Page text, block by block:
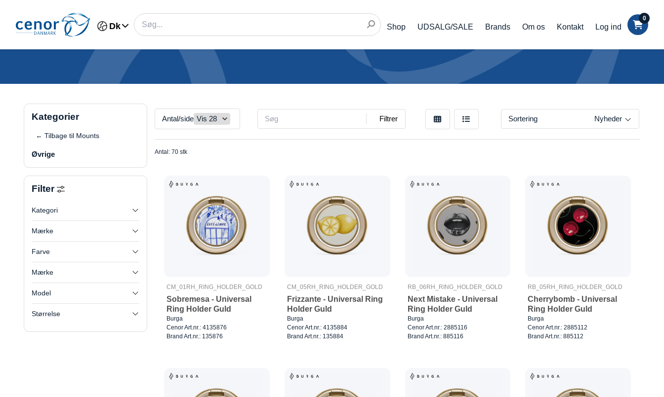
Dk Shop UDSALG/SALE Brands Om os Kontakt Log ind
0
Kategorier
← Tilbage til Mounts
Øvrige
Filter
Kategori
Mærke
Farve
Mærke
Model
Størrelse
Antal/side Filtrer Sortering Nyheder
Antal: 70 stk
CM_01RH_RING_HOLDER_GOLD
Sobremesa - Universal
Ring Holder Guld
Burga
Cenor Art.nr.: 4135876
Brand Art.nr.: 135876
CM_05RH_RING_HOLDER_GOLD
Frizzante - Universal Ring
Holder Guld
Burga
Cenor Art.nr.: 4135884
Brand Art.nr.: 135884
RB_06RH_RING_HOLDER_GOLD
Next Mistake - Universal
Ring Holder Guld
Burga
Cenor Art.nr.: 2885116
Brand Art.nr.: 885116
RB_05RH_RING_HOLDER_GOLD
Cherrybomb - Universal
Ring Holder Guld
Burga
Cenor Art.nr.: 2885112
Brand Art.nr.: 885112